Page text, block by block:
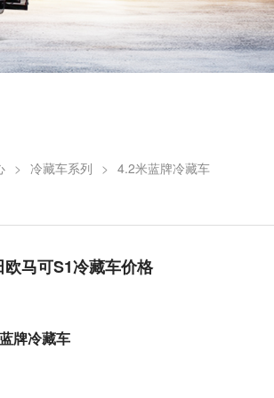
> 冷藏车系列 > 4.2米蓝牌冷藏车
欧马可S1冷藏车价格
牌冷藏车